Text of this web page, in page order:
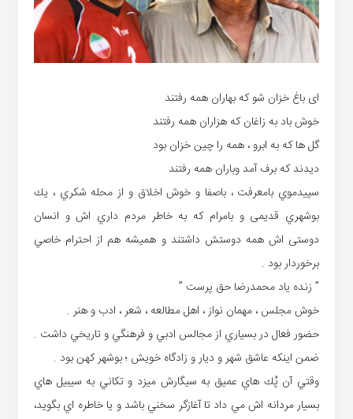
ای باغ خزان شو که بهاران همه رفتند
خوش باد به زاغان که هزاران همه رفتند
گل ها که به ابرو ، همه را چین خزان بود
دیدند که برف آمد وباران همه رفتند
سپيدموي بامعرفت ، باصفا و خوش اخلاق و از محله شكري ، يك
بوشهري قدیمی و بامرام كه به خاطر مردم داري اش و انسان
دوستی اش همه دوستش داشتند و همیشه هم از احترام خاصي
برخوردار بود .
” زنده یاد محمدرضا حق پرست ”
خوش مجلس ، مهمان نواز ، اهل مطالعه ، شعر ، ادب و هنر .
حضور فعال در بسياري از مجالس ادبي و فرهنگي و تاريخي داشت .
ضمن اينكه عاشق شهر و ديار و زادگاه خويش ؛ بوشهر كهن بود .
وقتي آن پُك هاي عميق به سيگارش ميزد و تكاني به سيبيل هاي
بسيار مردانه اش مي داد تا آغازگر سخني باشد و یا خاطره اي بگوید،